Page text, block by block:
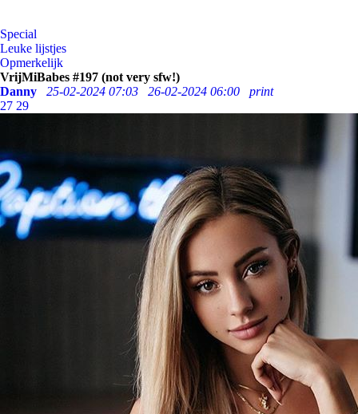
Special
Leuke lijstjes
Opmerkelijk
VrijMiBabes #197 (not very sfw!)
Danny
25-02-2024 07:03 26-02-2024 06:00
print
27 29